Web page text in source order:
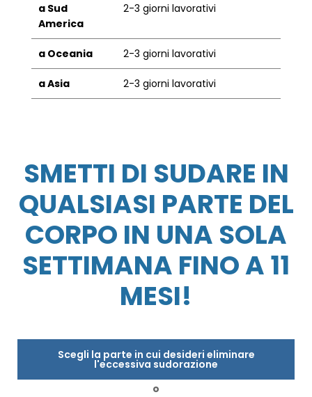
a Sud
America
2-3 giorni lavorativi
a Oceania 2-3 giorni lavorativi
a Asia 2-3 giorni lavorativi
SMETTI DI SUDARE IN
QUALSIASI PARTE DEL
CORPO IN UNA SOLA
SETTIMANA FINO A 11
MESI!
Scegli la parte in cui desideri eliminare
l'eccessiva sudorazione
o